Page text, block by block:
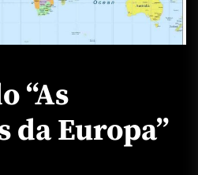
“As
da Europa”